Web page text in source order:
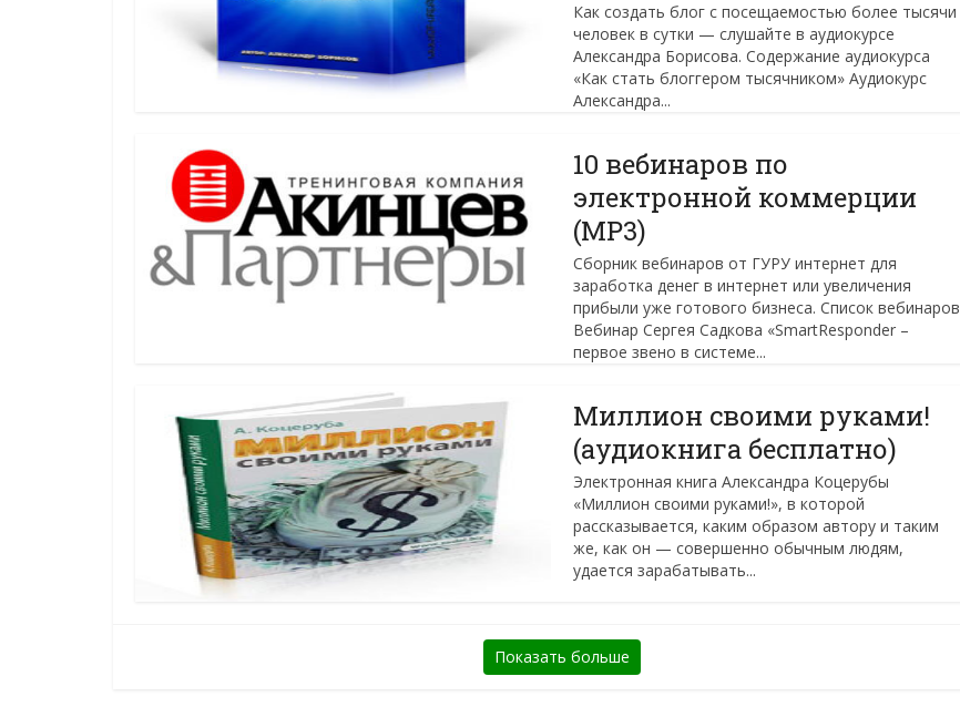
Как создать блог с посещаемостью более тысячи
человек в сутки — слушайте в аудиокурсе
Александра Борисова. Содержание аудиокурса
«Как стать блоггером тысячником» Аудиокурс
Александра...
10 вебинаров по
электронной коммерции
(MP3)
Сборник вебинаров от ГУРУ интернет для
заработка денег в интернет или увеличения
прибыли уже готового бизнеса. Список вебинаров
Вебинар Сергея Садкова «SmartResponder –
первое звено в системе...
Миллион своими руками!
(аудиокнига бесплатно)
Электронная книга Александра Коцерубы
«Миллион своими руками!», в которой
рассказывается, каким образом автору и таким
же, как он — совершенно обычным людям,
удается зарабатывать...
Показать больше